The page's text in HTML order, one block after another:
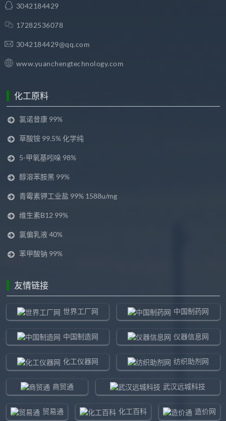
3042184429
17282536078
3042184429@qq.com
www.yuanchengtechnology.com
化工原料
氯诺昔康 99%
草酸铵 99.5% 化学纯
5-甲氧基吲哚 98%
醇溶苯胺黑 99%
青霉素钾工业盐 99% 1588u/mg
维生素B12 99%
氯偏乳液 40%
苯甲酸钠 99%
友情链接
世界工厂网 中国制药网
中国制造网 仪器信息网
化工仪器网 纺织助剂网
商贸通 武汉远城科技
贸易通 化工百科 造价网